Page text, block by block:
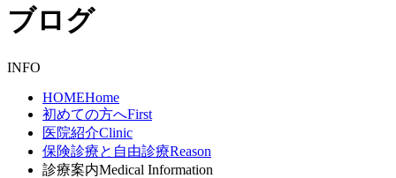
ブログ
INFO
HOMEHome
初めての方へFirst
医院紹介Clinic
保険診療と自由診療Reason
診療案内Medical Information